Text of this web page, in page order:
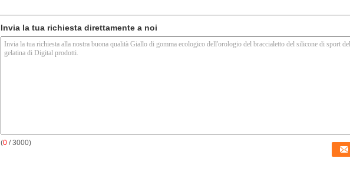
Invia la tua richiesta direttamente a noi
(0 / 3000)